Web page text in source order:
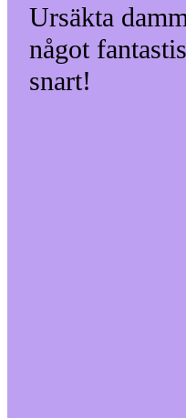
Ursäkta
något
snart!